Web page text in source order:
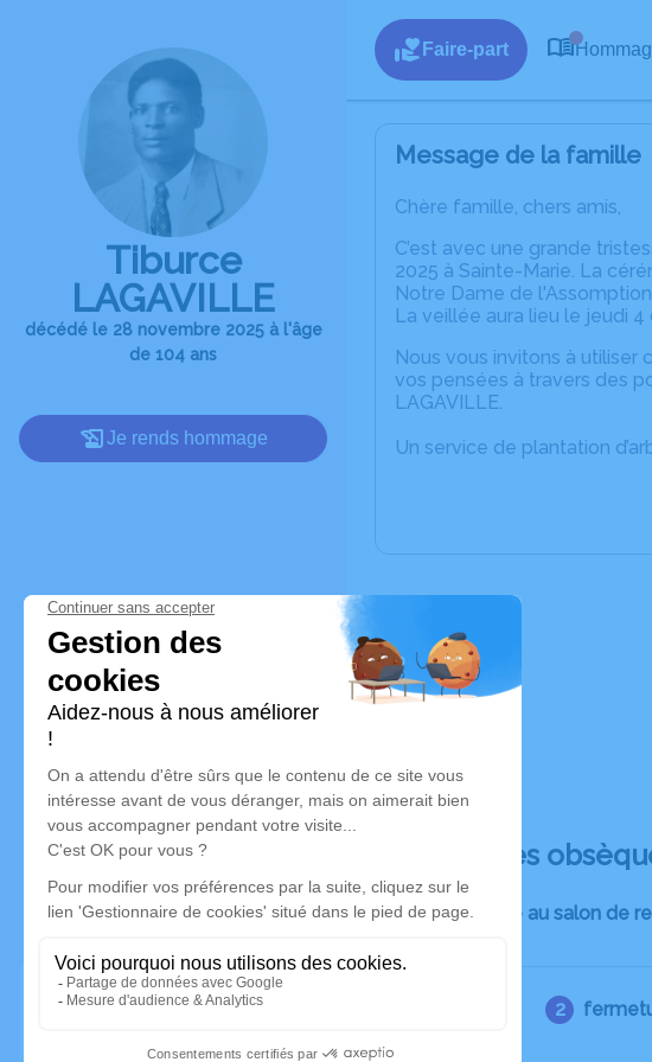
Tiburce
LAGAVILLE
décédé le 28 novembre 2025 à l'âge
de 104 ans
Je rends hommage
Faire-part
Message de la famille
Chère famille, chers amis,
C’est avec une grande
2025 à Sainte-Marie. La
Notre Dame de
La veillée aura lieu le jeudi
Nous vous invitons à
vos pensées à travers des
LAGAVILLE.
Un service de plantation
Déroulé des
Veillée au salon de